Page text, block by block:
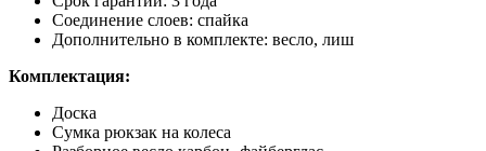
Соединение слоев: спайка
Дополнительно в комплекте: весло, лиш
Комплектация:
Доска
Сумка рюкзак на колеса